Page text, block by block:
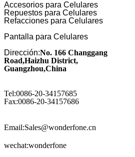
Accesorios para Celulares
Repuestos para Celulares
Refacciones para Celulares
Pantalla para Celulares
Dirección:No. 166 Changgang
Road,Haizhu District,
Guangzhou,China
Tel:0086-20-34157685
Fax:0086-20-34157686
Email:Sales@wonderfone.cn
wechat:wonderfone